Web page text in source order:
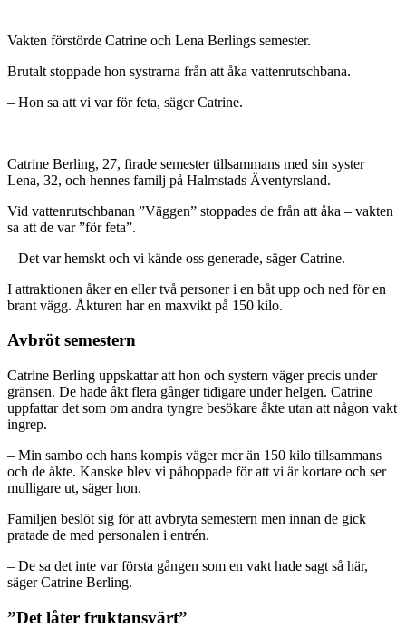
Vakten förstörde Catrine och Lena Berlings semester.
Brutalt stoppade hon systrarna från att åka vattenrutsch­bana.
– Hon sa att vi var för feta, säger Catrine.
Catrine Berling, 27, firade sem­ester tillsammans med sin syster
Lena, 32, och hennes familj på Halmstads Äventyrsland.
Vid vattenrutschbanan ”Väggen” stoppades de från att åka – vakten
sa att de var ”för feta”.
– Det var hemskt och vi kände oss generade, säger Catrine.
I attraktionen åker en eller två personer i en båt upp och ned för en
brant vägg. Åkturen har en maxvikt på 150 kilo.
Avbröt semestern
Catrine Berling uppskattar att hon och systern väger precis under
gränsen. De hade åkt flera gånger tidigare under helgen. Catrine
uppfattar det som om andra tyngre besökare åkte utan att någon vakt
ingrep.
– Min sambo och hans kompis väger mer än 150 kilo tillsammans
och de åkte. Kanske blev vi påhoppade för att vi är kortare och ser
mulligare ut, säger hon.
Familjen beslöt sig för att avbryta semestern men innan de gick
pratade de med personalen i entrén.
– De sa det inte var första gången som en vakt hade sagt så här,
säger Catrine Berling.
”Det låter fruktansvärt”